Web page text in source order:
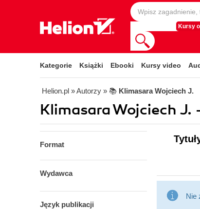
Kursy
Kategorie Książki Ebooki Kursy video
Helion.pl » Autorzy » 📚 Klimasara Wojciech J.
Klimasara Wojciech J.
Format
Wydawca
Język publikacji
Nie